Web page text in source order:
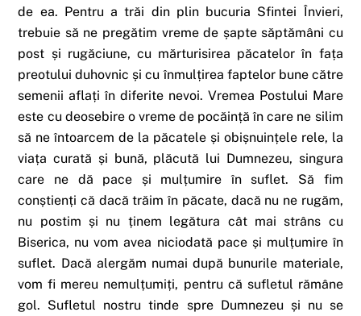
de ea. Pentru a trăi din plin bucuria Sfintei Învieri,
trebuie să ne pregătim vreme de șapte săptămâni cu
post și rugăciune, cu mărturisirea păcatelor în fața
preotului duhovnic și cu înmulțirea faptelor bune către
semenii aflați în diferite nevoi. Vremea Postului Mare
este cu deosebire o vreme de pocăință în care ne silim
să ne întoarcem de la păcatele și obișnuințele rele, la
viața curată și bună, plăcută lui Dumnezeu, singura
care ne dă pace și mulțumire în suflet. Să fim
conștienți că dacă trăim în păcate, dacă nu ne rugăm,
nu postim și nu ținem legătura cât mai strâns cu
Biserica, nu vom avea niciodată pace și mulțumire în
suflet. Dacă alergăm numai după bunurile materiale,
vom fi mereu nemulțumiți, pentru că sufletul rămâne
gol. Sufletul nostru tinde spre Dumnezeu și nu se